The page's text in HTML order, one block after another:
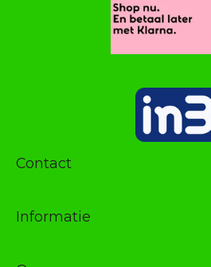
Contact
Informatie